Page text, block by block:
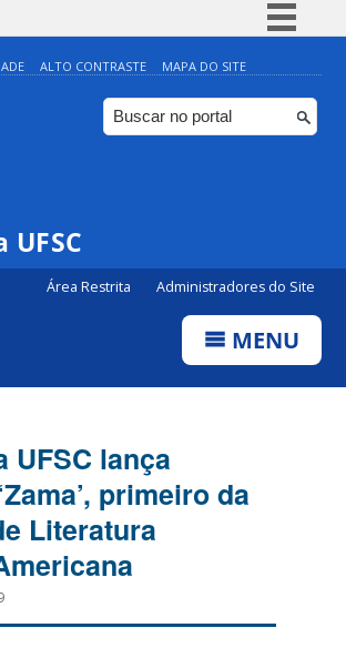
Simplifique!
Comunica BR
Participe
ALTO CONTRASTE MAPA DO SITE
Área Restrita Administradores do Site
MENU
UFSC lança
primeiro da
Literatura